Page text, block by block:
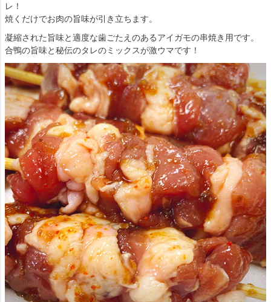
レ！
焼くだけでお肉の旨味が引き立ちます。
凝縮された旨味と適度な歯ごたえのあるアイガモの串焼き用です。
合鴨の旨味と秘伝のタレのミックスが激ウマです！